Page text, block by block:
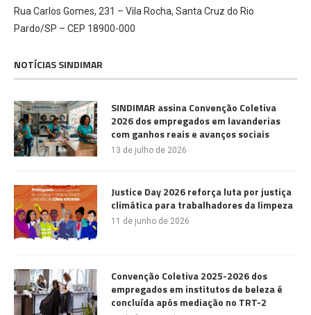
Rua Carlos Gomes, 231 – Vila Rocha, Santa Cruz do Rio
Pardo/SP – CEP 18900-000
NOTÍCIAS SINDIMAR
SINDIMAR assina Convenção Coletiva
2026 dos empregados em lavanderias
com ganhos reais e avanços sociais
13 de julho de 2026
Justice Day 2026 reforça luta por justiça
climática para trabalhadores da limpeza
11 de junho de 2026
Convenção Coletiva 2025-2026 dos
empregados em institutos de beleza é
concluída após mediação no TRT-2